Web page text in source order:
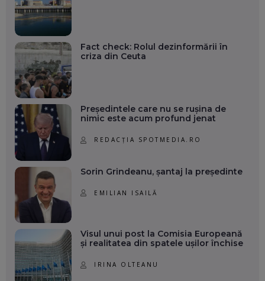
Fact check: Rolul dezinformării în
criza din Ceuta
Președintele care nu se rușina de
nimic este acum profund jenat
REDACȚIA SPOTMEDIA.RO
Sorin Grindeanu, șantaj la președinte
EMILIAN ISAILĂ
Visul unui post la Comisia Europeană
și realitatea din spatele ușilor închise
IRINA OLTEANU